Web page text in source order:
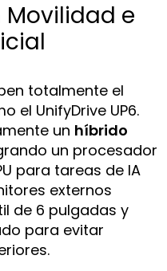
e
totalmente el
el UnifyDrive UP6.
un híbrido
un procesador
para tareas de IA
externos
de 6 pulgadas y
para evitar